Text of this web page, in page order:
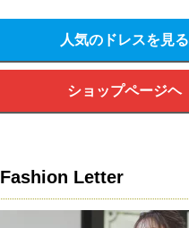
人気のドレスを見る
ショップページヘ
Fashion Letter